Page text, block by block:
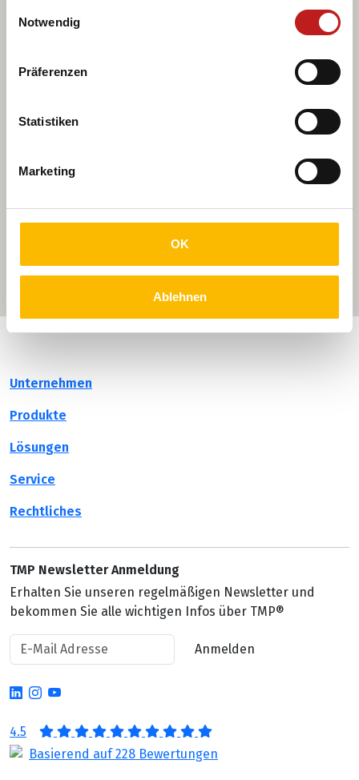
Datenschutz
Notwendig
Präferenzen
Statistiken
Marketing
OK
Ablehnen
Unternehmen
Produkte
Lösungen
Service
Rechtliches
TMP Newsletter Anmeldung
Erhalten Sie unseren regelmäßigen Newsletter und
bekommen Sie alle wichtigen Infos über TMP®
Anmelden
4.5
Basierend auf 228 Bewertungen